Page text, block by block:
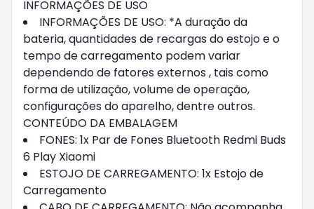
INFORMAÇÕES DE USO
INFORMAÇÕES DE USO: *A duração da
bateria, quantidades de recargas do estojo e o
tempo de carregamento podem variar
dependendo de fatores externos , tais como
forma de utilização, volume de operação,
configurações do aparelho, dentre outros.
CONTEÚDO DA EMBALAGEM
FONES: 1x Par de Fones Bluetooth Redmi Buds
6 Play Xiaomi
ESTOJO DE CARREGAMENTO: 1x Estojo de
Carregamento